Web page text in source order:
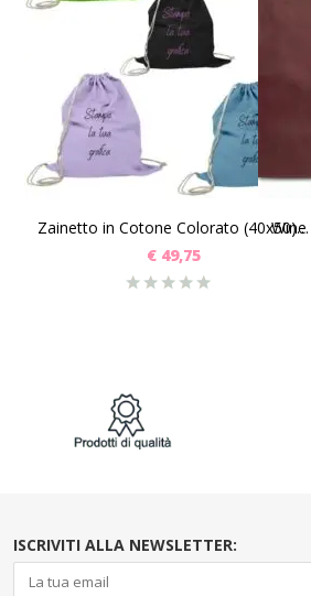
SCEGLI
Zainetto in Cotone Colorato (40x50) Pz 25
€49,75
ISCRIVITI ALLA NEWSLETTER: